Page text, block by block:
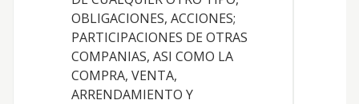
OBLIGACIONES, ACCIONES;
PARTICIPACIONES DE OTRAS
COMPANIAS, ASI COMO LA
COMPRA, VENTA,
ARRENDAMIENTO Y